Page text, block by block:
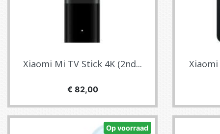
Xiaomi Mi TV Stick 4K (2nd...
Prijs
€ 82,00
Xiaomi
Op voorraad